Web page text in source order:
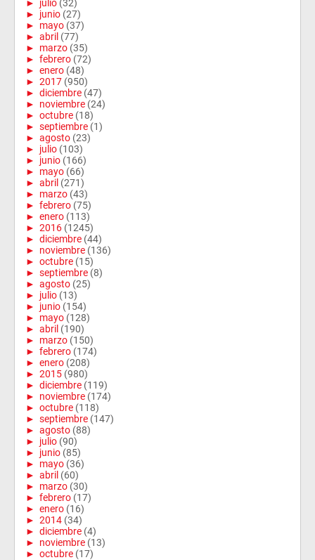
► julio (32)
► junio (27)
► mayo (37)
► abril (77)
► marzo (35)
► febrero (72)
► enero (48)
► 2017 (950)
► diciembre (47)
► noviembre (24)
► octubre (18)
► septiembre (1)
► agosto (23)
► julio (103)
► junio (166)
► mayo (66)
► abril (271)
► marzo (43)
► febrero (75)
► enero (113)
► 2016 (1245)
► diciembre (44)
► noviembre (136)
► octubre (15)
► septiembre (8)
► agosto (25)
► julio (13)
► junio (154)
► mayo (128)
► abril (190)
► marzo (150)
► febrero (174)
► enero (208)
► 2015 (980)
► diciembre (119)
► noviembre (174)
► octubre (118)
► septiembre (147)
► agosto (88)
► julio (90)
► junio (85)
► mayo (36)
► abril (60)
► marzo (30)
► febrero (17)
► enero (16)
► 2014 (34)
► diciembre (4)
► noviembre (13)
► octubre (17)